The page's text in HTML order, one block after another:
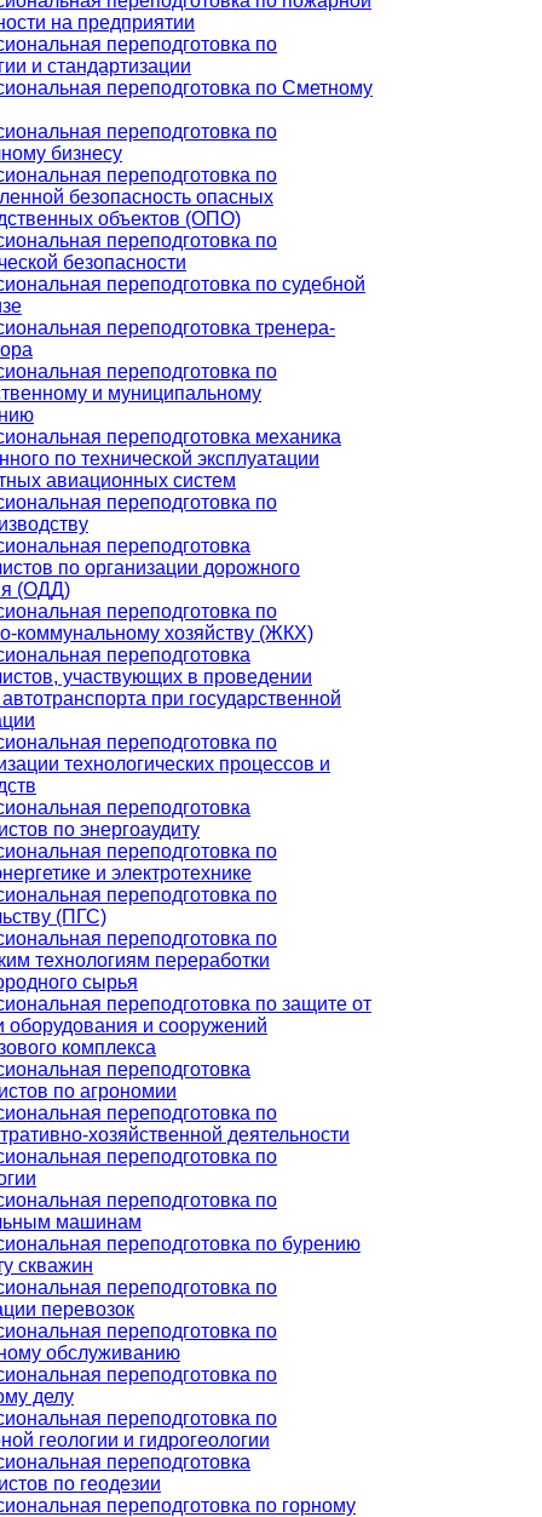
на предприятии
переподготовка по
и стандартизации
переподготовка по Сметному
переподготовка по
бизнесу
переподготовка по
безопасность опасных
объектов (ОПО)
переподготовка по
безопасности
переподготовка по судебной
переподготовка тренера-
переподготовка по
и муниципальному
переподготовка механика
по технической эксплуатации
авиационных систем
переподготовка по
переподготовка
по организации дорожного
(ОДД)
переподготовка по
коммунальному хозяйству (ЖКХ)
переподготовка
участвующих в проведении
при государственной
переподготовка по
технологических процессов и
переподготовка
по энергоаудиту
переподготовка по
и электротехнике
переподготовка по
(ПГС)
переподготовка по
технологиям переработки
сырья
переподготовка по защите от
оборудования и сооружений
комплекса
переподготовка
по агрономии
переподготовка по
хозяйственной деятельности
переподготовка по
переподготовка по
машинам
переподготовка по бурению
скважин
переподготовка по
перевозок
переподготовка по
обслуживанию
переподготовка по
делу
переподготовка по
геологии и гидрогеологии
переподготовка
по геодезии
переподготовка по горному